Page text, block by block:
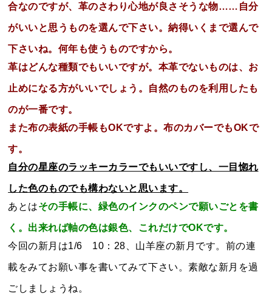
合なのですが、革のさわり心地が良さそうな物……自分
がいいと思うものを選んで下さい。納得いくまで選んで
下さいね。何年も使うものですから。
革はどんな種類でもいいですが。本革でないものは、お
止めになる方がいいでしょう。自然のものを利用したも
のが一番です。
また布の表紙の手帳もOKですよ。布のカバーでもOKで
す。
自分の星座のラッキーカラーでもいいですし、一目惚れ
した色のものでも構わないと思います。
あとはその手帳に、緑色のインクのペンで願いごとを書
く。出来れば軸の色は銀色、これだけでOKです。
今回の新月は1/6 10：28、山羊座の新月です。前の連
載をみてお願い事を書いてみて下さい。素敵な新月を過
ごしましょうね。